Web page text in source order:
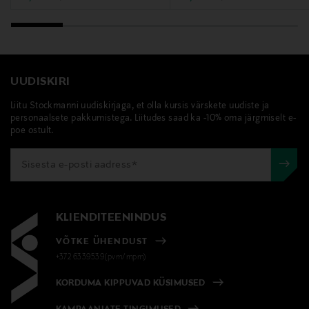
UUDISKIRI
Liitu Stockmanni uudiskirjaga, et olla kursis värskete uudiste ja
personaalsete pakkumistega. Liitudes saad ka -10% oma järgmiselt e-
poe ostult.
KLIENDITEENINDUS
VÕTKE ÜHENDUST
+372 6339539(pvm/mpm)
KORDUMA KIPPUVAD KÜSIMUSED